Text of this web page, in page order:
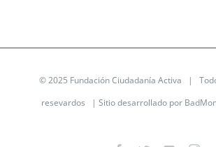
© 2025 Fundación Ciudadanía Activa |
resevardos | Sitio desarrollado por